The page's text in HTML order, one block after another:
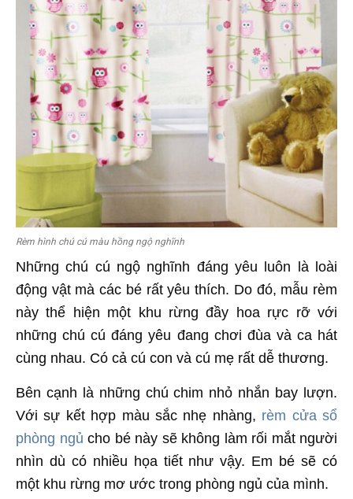
Rèm hình chú cú màu hồng ngộ nghĩnh
Những chú cú ngộ nghĩnh đáng yêu luôn là loài
động vật mà các bé rất yêu thích. Do đó, mẫu rèm
này thể hiện một khu rừng đầy hoa rực rỡ với
những chú cú đáng yêu đang chơi đùa và ca hát
cùng nhau. Có cả cú con và cú mẹ rất dễ thương.
Bên cạnh là những chú chim nhỏ nhắn bay lượn.
Với sự kết hợp màu sắc nhẹ nhàng, rèm cửa sổ
phòng ngủ cho bé này sẽ không làm rối mắt người
nhìn dù có nhiều họa tiết như vậy. Em bé sẽ có
một khu rừng mơ ước trong phòng ngủ của mình.